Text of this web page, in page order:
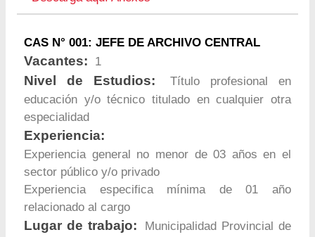
CAS N° 001: JEFE DE ARCHIVO CENTRAL
Vacantes: 1
Nivel de Estudios:
Título profesional en
educación y/o técnico titulado en cualquier otra
especialidad
Experiencia:
Experiencia general no menor de 03 años en el
sector público y/o privado
Experiencia especifica mínima de 01 año
relacionado al cargo
Lugar de trabajo:
Municipalidad Provincial de